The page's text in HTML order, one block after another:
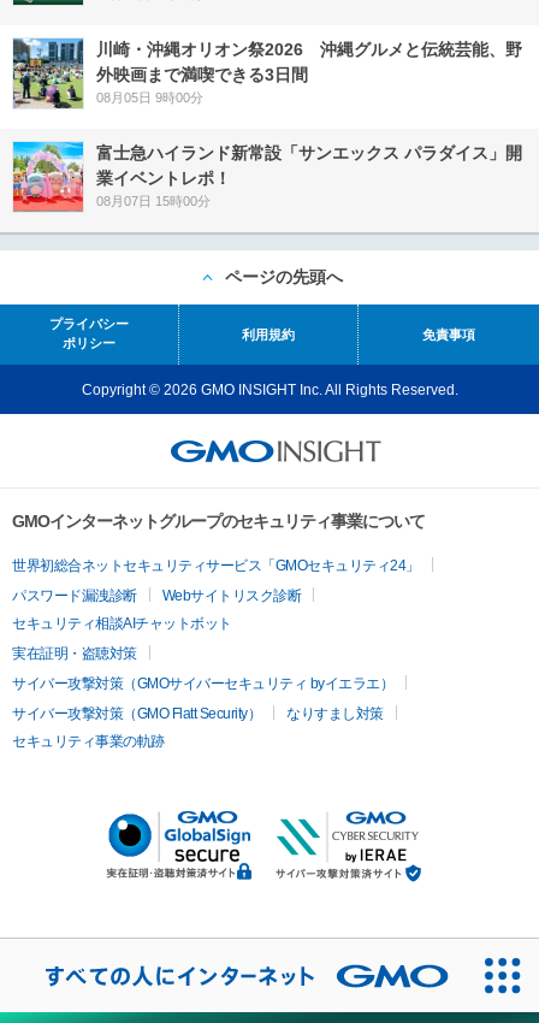
川崎・沖縄オリオン祭2026 沖縄グルメと伝統芸能、野
外映画まで満喫できる3日間
08月05日 9時00分
富士急ハイランド新常設「サンエックス パラダイス」開
業イベントレポ！
08月07日 15時00分
ページの先頭へ
プライバシー
ポリシー
利用規約 免責事項
Copyright © 2026 GMO INSIGHT Inc. All Rights Reserved.
GMOインターネットグループのセキュリティ事業について
世界初総合ネットセキュリティサービス「GMOセキュリティ24」
パスワード漏洩診断
Webサイトリスク診断
セキュリティ相談AIチャットボット
実在証明・盗聴対策
サイバー攻撃対策（GMOサイバーセキュリティ byイエラエ）
サイバー攻撃対策（GMO Flatt Security）
なりすまし対策
セキュリティ事業の軌跡